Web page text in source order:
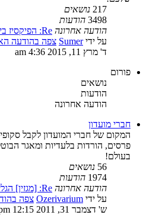
217 נושאים
3498 הודעות
הודעה אחרונה Re: הפיקסיז ביטלו את ההופעה ש…
על ידיSumer צפה בהודעה
ד' מרץ 11, 2015 4:36 am
פורום
נושאים
הודעות
הודעה אחרונה
חברי מועדון
המקום של חברי המועדון לקבל
פרסים, הורדות בלעדיות ומאגר
בעולם!
56 נושאים
1974 הודעות
הודעה אחרונה Re: [מגזין] הגליון השני לשנת …
על ידי Ozerivarium צפה
ש' דצמבר 31, 2011 12:15 pm